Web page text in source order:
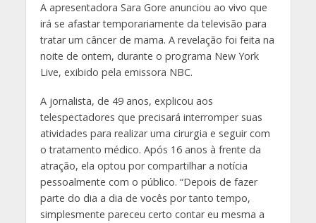
Aapresentadora Sara Gore anunciou ao vivo que
irá se afastar temporariamente da televisão para
tratar um câncer de mama. A revelação foi feita na
noite de ontem, durante o programa New York
Live, exibido pela emissora NBC.
A jornalista, de 49 anos, explicou aos
telespectadores que precisará interromper suas
atividades para realizar uma cirurgia e seguir com
o tratamento médico. Após 16 anos à frente da
atração, ela optou por compartilhar a notícia
pessoalmente com o público. “Depois de fazer
parte do dia a dia de vocês por tanto tempo,
simplesmente pareceu certo contar eu mesma a